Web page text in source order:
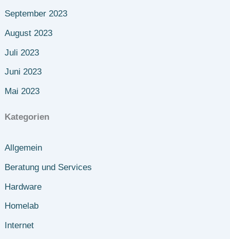
September 2023
August 2023
Juli 2023
Juni 2023
Mai 2023
Kategorien
Allgemein
Beratung und Services
Hardware
Homelab
Internet